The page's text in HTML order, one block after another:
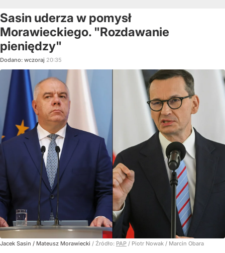
Sasin uderza w pomysł
Morawieckiego. "Rozdawanie
pieniędzy"
Dodano: wczoraj 20:35
Jacek Sasin / Mateusz Morawiecki / Źródło: PAP / Piotr Nowak / Marcin Obara